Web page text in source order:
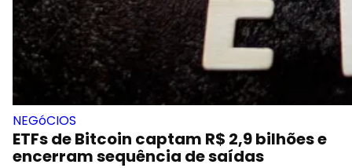
NEGóCIOS
ETFs de Bitcoin captam R$ 2,9 bilhões e
encerram sequência de saídas